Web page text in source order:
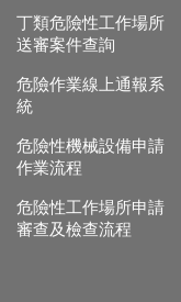
丁類危險性工作場所
送審案件查詢
危險作業線上通報系
統
危險性機械設備申請
作業流程
危險性工作場所申請
審查及檢查流程